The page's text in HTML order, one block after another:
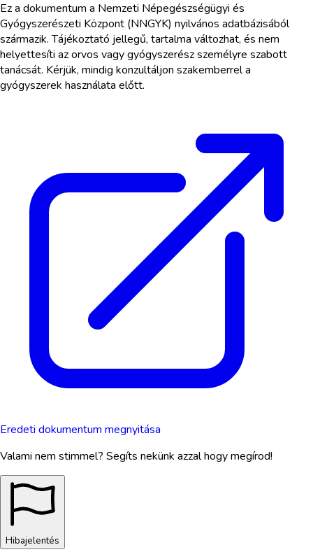
Ez a dokumentum a Nemzeti Népegészségügyi és
Gyógyszerészeti Központ (NNGYK) nyilvános adatbázisából
származik. Tájékoztató jellegű, tartalma változhat, és nem
helyettesíti az orvos vagy gyógyszerész személyre szabott
tanácsát. Kérjük, mindig konzultáljon szakemberrel a
gyógyszerek használata előtt.
Eredeti dokumentum megnyitása
Valami nem stimmel? Segíts nekünk azzal hogy megírod!
Hibajelentés